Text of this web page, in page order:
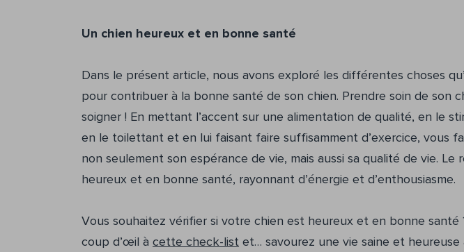
Un chien heureux et en bonne santé
Dans le présent article, nous avons exploré les différentes choses
pour contribuer à la bonne santé de son chien. Prendre soin de son
soigner ! En mettant l’accent sur une alimentation de qualité, en le
en le toilettant et en lui faisant faire suffisamment d’exercice, vous
non seulement son espérance de vie, mais aussi sa qualité de vie. Le
heureux et en bonne santé, rayonnant d’énergie et d’enthousiasme.
Vous souhaitez vérifier si votre chien est heureux et en bonne santé
coup d’œil à cette check-list et… savourez une vie saine et